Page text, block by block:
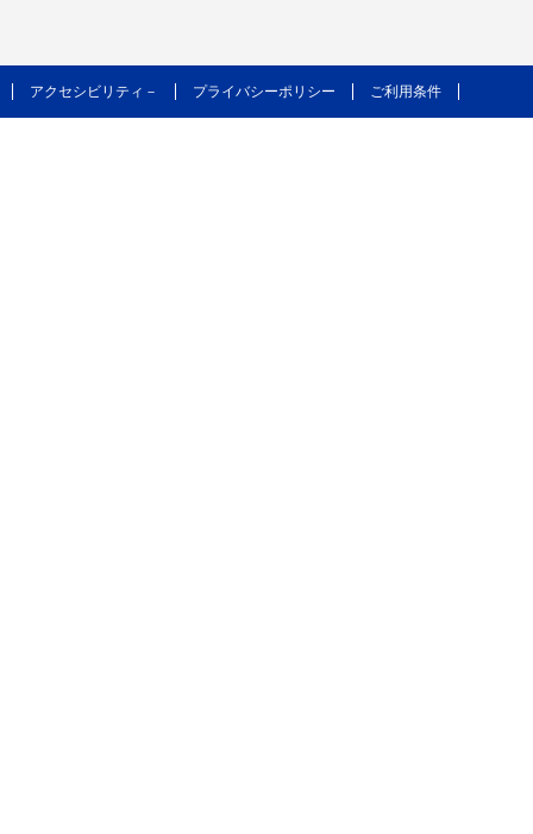
アクセシビリティ－ プライバシーポリシー ご利用条件